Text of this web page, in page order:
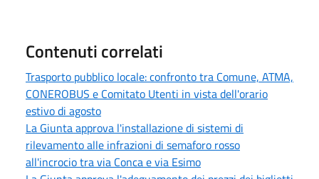
Contenuti correlati
Trasporto pubblico locale: confronto tra Comune, ATMA,
CONEROBUS e Comitato Utenti in vista dell'orario
estivo di agosto
La Giunta approva l'installazione di sistemi di
rilevamento alle infrazioni di semaforo rosso
all'incrocio tra via Conca e via Esimo